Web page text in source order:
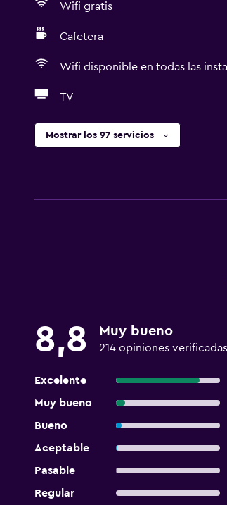
Wifi gratis
Cafetera
Wifi disponible en todas las
TV
Mostrar los 97 servicios
8,8 Muy bueno
214 opiniones verificadas
Excelente
Muy bueno
Bueno
Aceptable
Pasable
Regular